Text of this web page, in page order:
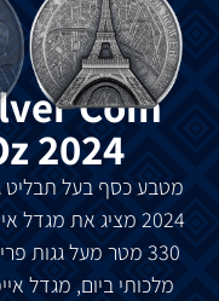
Coin
2024
מטבעכסף בעל תבליט
2024 מציג את מגדל
330 מטר מעלגגות
מלכותי ביום, מגדל